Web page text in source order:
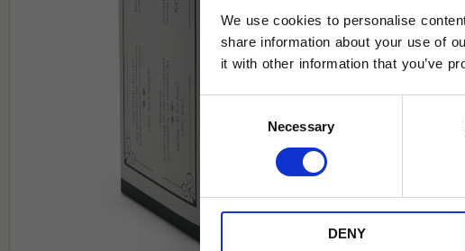
We use cookies to personalise
share information about your use of
it with other information that you’ve
Necessary
DENY
Jag samtycker till Tehuset Javas villkor.Läs mer
* Rabatten gäller endast online på Tehusetjava.se.
på ordinarie priser och kan ej kombineras med